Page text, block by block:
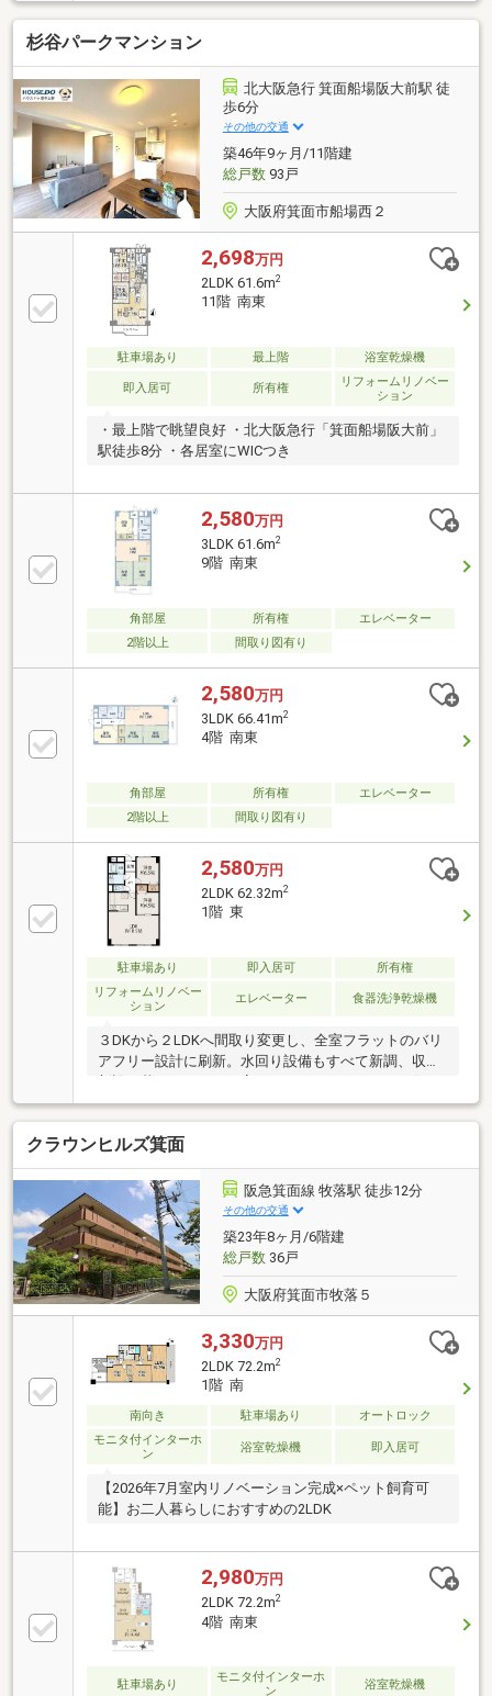
杉谷パークマンション
北大阪急行 箕面船場阪大前駅 徒
歩6分
その他の交通
築46年9ヶ月/11階建
総戸数93戸
大阪府箕面市船場西２
2,698万円
2LDK 61.6m2
11階 南東
駐車場あり 最上階 浴室乾燥機
即入居可 所有権
リフォームリノベー
ション
・最上階で眺望良好 ・北大阪急行「箕面船場阪大前」
駅徒歩8分 ・各居室にWICつき
2,580万円
3LDK 61.6m2
9階 南東
角部屋 所有権
エレベーター
2階以上
間取り図有り
2,580万円
3LDK 66.41m2
4階 南東
角部屋 所有権
エレベーター
2階以上
間取り図有り
2,580万円
2LDK 62.32m2
1階 東
駐車場あり 即入居可
所有権
リフォームリノベー
ション
エレベーター 食器洗浄乾燥機
３DKから２LDKへ間取り変更し、全室フラットのバリ
アフリー設計に刷新。水回り設備もすべて新調、収納
戸。
クラウンヒルズ箕面
阪急箕面線 牧落駅 徒歩12分
その他の交通
築23年8ヶ月/6階建
総戸数36戸
大阪府箕面市牧落５
3,330万円
2LDK 72.2m2
1階 南
南向き 駐車場あり
オートロック
モニタ付インターホ
ン
浴室乾燥機 即入居可
【2026年7月室内リノベーション完成×ペット飼育可
能】お二人暮らしにおすすめの2LDK
2,980万円
2LDK 72.2m2
4階 南東
駐車場あり
モニタ付インターホ
ン
浴室乾燥機